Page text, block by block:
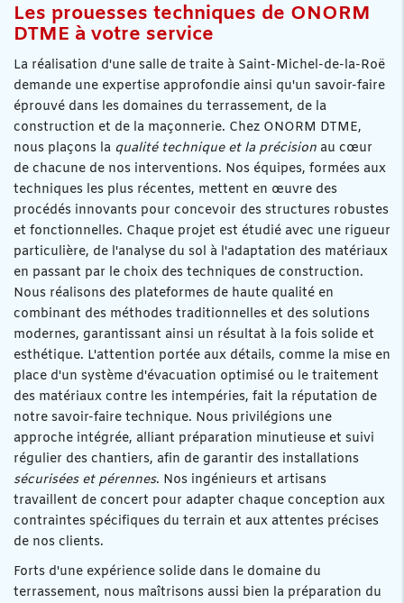
Les prouesses techniques de ONORM
DTME à votre service
La réalisation d'une salle de traite à Saint-Michel-de-la-Roë
demande une expertise approfondie ainsi qu'un savoir-faire
éprouvé dans les domaines du terrassement, de la
construction et de la maçonnerie. Chez ONORM DTME,
nous plaçons la qualité technique et la précision au cœur
de chacune de nos interventions. Nos équipes, formées aux
techniques les plus récentes, mettent en œuvre des
procédés innovants pour concevoir des structures robustes
et fonctionnelles. Chaque projet est étudié avec une rigueur
particulière, de l'analyse du sol à l'adaptation des matériaux
en passant par le choix des techniques de construction.
Nous réalisons des plateformes de haute qualité en
combinant des méthodes traditionnelles et des solutions
modernes, garantissant ainsi un résultat à la fois solide et
esthétique. L'attention portée aux détails, comme la mise en
place d'un système d'évacuation optimisé ou le traitement
des matériaux contre les intempéries, fait la réputation de
notre savoir-faire technique. Nous privilégions une
approche intégrée, alliant préparation minutieuse et suivi
régulier des chantiers, afin de garantir des installations
sécurisées et pérennes. Nos ingénieurs et artisans
travaillent de concert pour adapter chaque conception aux
contraintes spécifiques du terrain et aux attentes précises
de nos clients.
Forts d'une expérience solide dans le domaine du
terrassement, nous maîtrisons aussi bien la préparation du